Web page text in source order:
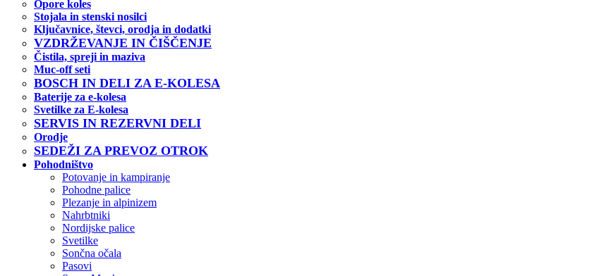
Opore koles
Stojala in stenski nosilci
Ključavnice, števci, orodja in dodatki
VZDRŽEVANJE IN ČIŠČENJE
Čistila, spreji in maziva
Muc-off seti
BOSCH IN DELI ZA E-KOLESA
Baterije za e-kolesa
Svetilke za E-kolesa
SERVIS IN REZERVNI DELI
Orodje
SEDEŽI ZA PREVOZ OTROK
Pohodništvo
Potovanje in kampiranje
Pohodne palice
Plezanje in alpinizem
Nahrbtniki
Nordijske palice
Svetilke
Sončna očala
Pasovi